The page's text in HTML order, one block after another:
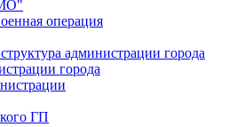
операция
администрации города
города
ГП